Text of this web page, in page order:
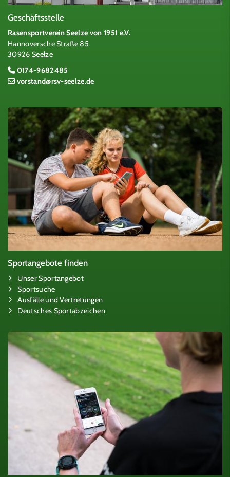
Geschäftsstelle
Rasensportverein Seelze von 1951 e.V.
Hannoversche Straße 85
30926 Seelze
0174-9682485
vorstand@rsv-seelze.de
Sportangebote finden
Unser Sportangebot
Sportsuche
Ausfälle und Vertretungen
Deutsches Sportabzeichen